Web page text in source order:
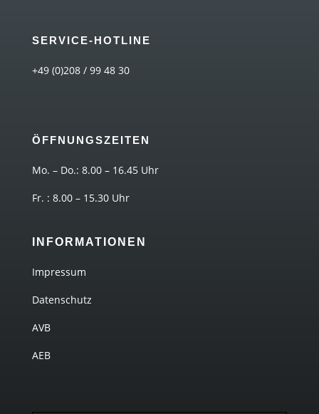
SERVICE-HOTLINE
+49 (0)208 / 99 48 30
ÖFFNUNGSZEITEN
Mo. – Do.: 8.00 – 16.45 Uhr
Fr. : 8.00 – 15.30 Uhr
INFORMATIONEN
Impressum
Datenschutz
AVB
AEB